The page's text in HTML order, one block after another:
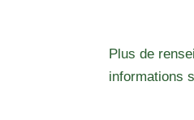
Plus de
informations